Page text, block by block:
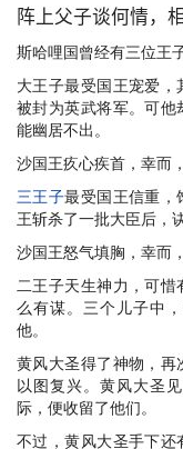
阵上父子谈何情，
斯哈哩国曾经有三位王子
大王子最受国王宠爱，
被封为英武将军。可他
能幽居不出。
沙国王疚心疾首，幸而
三王子最受国王信重，
王斩杀了一批大臣后，
沙国王怒气填胸，幸而
二王子天生神力，可
么有谋。三个儿子中
他。
黄风大圣得了神物，再
以图复兴。黄风大圣
际，便收留了他们。
不过，黄风大圣手下还